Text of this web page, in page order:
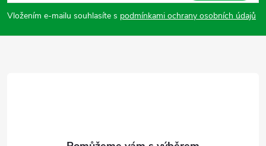
p
a
Vložením e-mailu souhlasíte s podmínkami ochrany osobních údajů